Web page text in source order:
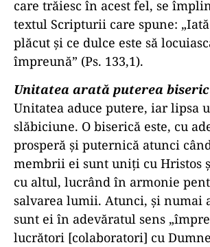
care trăiesc în acest fel, se
textul Scripturii care spune:
plăcut şi ce dulce este să
împreună” (Ps. 133,1).
Unitatea arată puterea
Unitatea aduce putere, iar lipsa
slăbiciune. O biserică este, cu
prosperă şi puternică atunci
membrii ei sunt uniţi cu Hristos
cu altul, lucrând în armonie
salvarea lumii. Atunci, şi numai
sunt ei în adevăratul sens
lucrători [colaboratori] cu